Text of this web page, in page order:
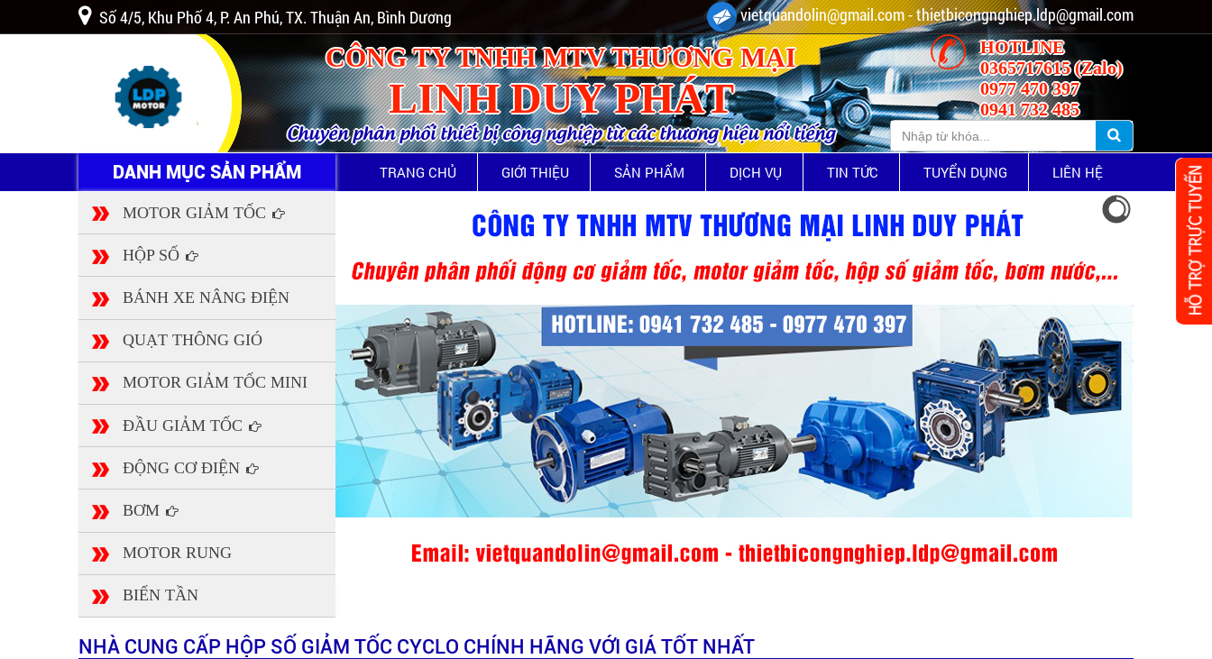
Số 4/5, Khu Phố 4, P. An Phú, TX. Thuận An, Bình Dương vietquandolin@gmail.com - thietbicongnghiep.ldp@gmail.com
CÔNG TY TNHH MTV THƯƠNG MẠI
LINH DUY PHÁT
Chuyên phân phối thiết bị công nghiệp từ các thương hiệu nổi tiếng
HOTLINE
0365717615 (Zalo)
0977 470 397
0941 732 485
DANH MỤC SẢN PHẨM TRANG CHỦ GIỚI THIỆU SẢN PHẨM DỊCH VỤ TIN TỨC TUYỂN DỤNG LIÊN HỆ
MOTOR GIẢM TỐC
HỘP SỐ
BÁNH XE NÂNG ĐIỆN
QUẠT THÔNG GIÓ
MOTOR GIẢM TỐC MINI
ĐẦU GIẢM TỐC
ĐỘNG CƠ ĐIỆN
BƠM
MOTOR RUNG
BIẾN TẦN
NHÀ CUNG CẤP HỘP SỐ GIẢM TỐC CYCLO CHÍNH HÃNG VỚI GIÁ TỐT NHẤT